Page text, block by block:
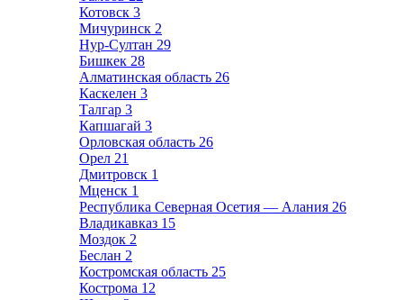
Котовск 3
Мичуринск 2
Нур-Султан 29
Бишкек 28
Алматинская область 26
Каскелен 3
Талгар 3
Капшагай 3
Орловская область 26
Орел 21
Дмитровск 1
Мценск 1
Республика Северная Осетия — Алания 26
Владикавказ 15
Моздок 2
Беслан 2
Костромская область 25
Кострома 12